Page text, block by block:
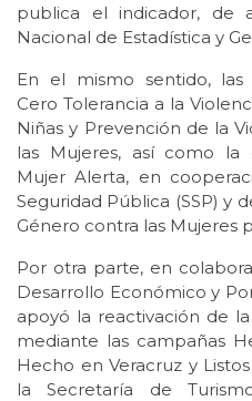
publica el indicador, de
Nacional de Estadística y
En el mismo sentido, las
Cero Tolerancia a la
Niñas y Prevención de la
las Mujeres, así como la
Mujer Alerta, en
Seguridad Pública (SSP) y
Género contra las Mujeres
Por otra parte, en
Desarrollo Económico y
apoyó la reactivación de
mediante las campañas
Hecho en Veracruz y
la Secretaría de